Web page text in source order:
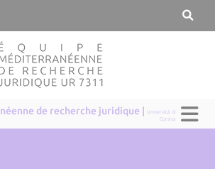
de recherche juridique |Università di
Corsica